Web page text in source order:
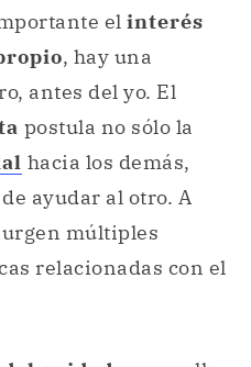
el interés
, hay una
antes del yo. El
postula no sólo la
hacia los demás,
ayudar al otro. A
múltiples
relacionadas con el